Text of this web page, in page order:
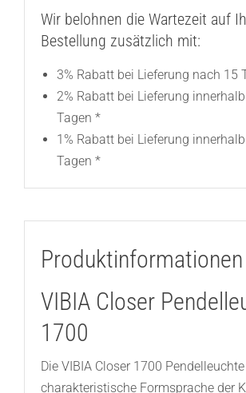
Wir belohnen die Wartezeit auf
Bestellung zusätzlich mit:
3% Rabatt bei Lieferung nach 15
2% Rabatt bei Lieferung
Tagen *
1% Rabatt bei Lieferung
Tagen *
Produktinformationen
VIBIA Closer
1700
Die VIBIA Closer 1700
charakteristische Formsprache der